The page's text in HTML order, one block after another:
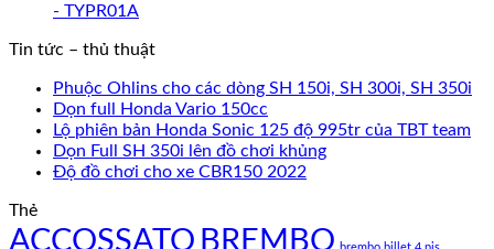
- TYPR01A
Tin tức – thủ thuật
Phuộc Ohlins cho các dòng SH 150i, SH 300i, SH 350i
Dọn full Honda Vario 150cc
Lộ phiên bản Honda Sonic 125 độ 995tr của TBT team
Dọn Full SH 350i lên đồ chơi khủng
Độ đồ chơi cho xe CBR150 2022
Thẻ
ACCOSSATO BREMBO